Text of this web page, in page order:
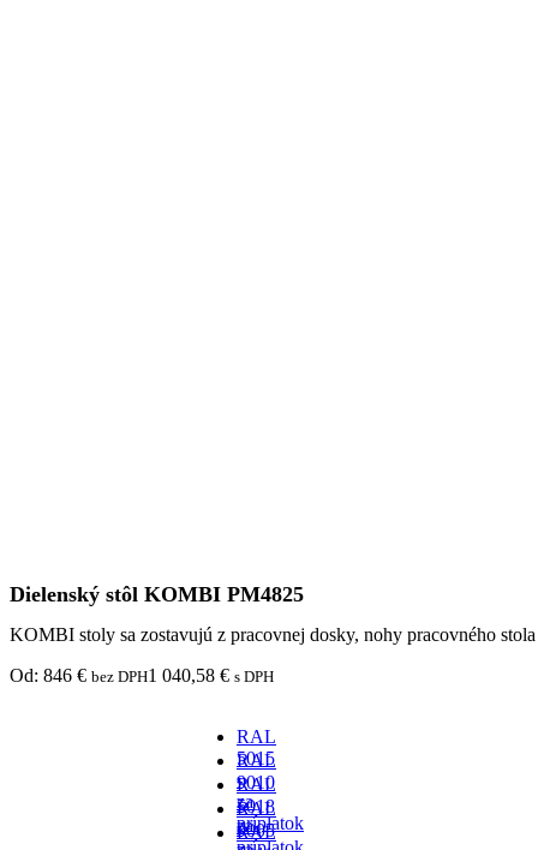
Dielenský stôl KOMBI PM4825
KOMBI stoly sa zostavujú z pracovnej dosky, nohy pracovného
Od: 846 € bez DPH1 040,58 € s DPH
RAL
5015
-
za
príplatok
RAL
9010
-
za
RAL
5018
-
RAL
9005
RAL